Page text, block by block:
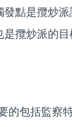
點是攬炒
攬炒派的
的包括監察